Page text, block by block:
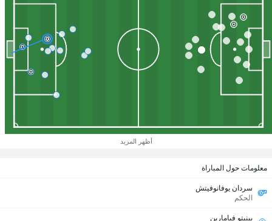
أظهر المزيد
معلومات حول المباراة
سردان يوفانوفيتش
الحكم
بينيتو فيامارين